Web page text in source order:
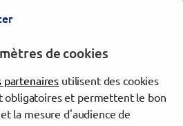
de cookies
partenaires utilisent des cookies
obligatoires et permettent le bon
la mesure d'audience de